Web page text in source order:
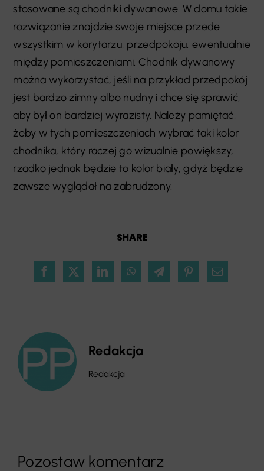
SHARE
stosowane są chodniki dywanowe. W domu takie
rozwiązanie znajdzie swoje miejsce przede
wszystkim w korytarzu, przedpokoju, ewentualnie
między pomieszczeniami. Chodnik dywanowy
można wykorzystać, jeśli na przykład przedpokój
jest bardzo zimny albo nudny i chce się sprawić,
aby był on bardziej wyrazisty. Należy pamiętać,
żeby w tych pomieszczeniach wybrać taki kolor
chodnika, który raczej go wizualnie powiększy,
rzadko jednak będzie to kolor biały, gdyż będzie
zawsze wyglądał na zabrudzony.
Redakcja
Redakcja
Pozostaw komentarz